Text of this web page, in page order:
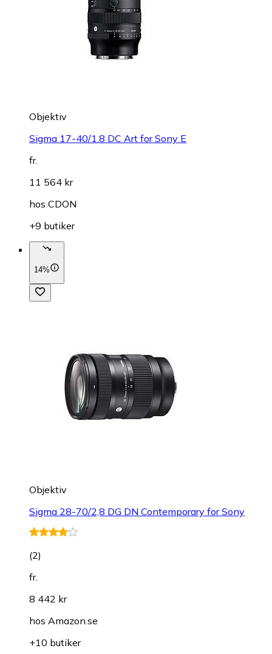
Objektiv
Sigma 17-40/1.8 DC Art for Sony E
fr.
11 564 kr
hos CDON
+9 butiker
14%
Objektiv
Sigma 28-70/2,8 DG DN Contemporary for Sony
(2)
fr.
8 442 kr
hos Amazon.se
+10 butiker